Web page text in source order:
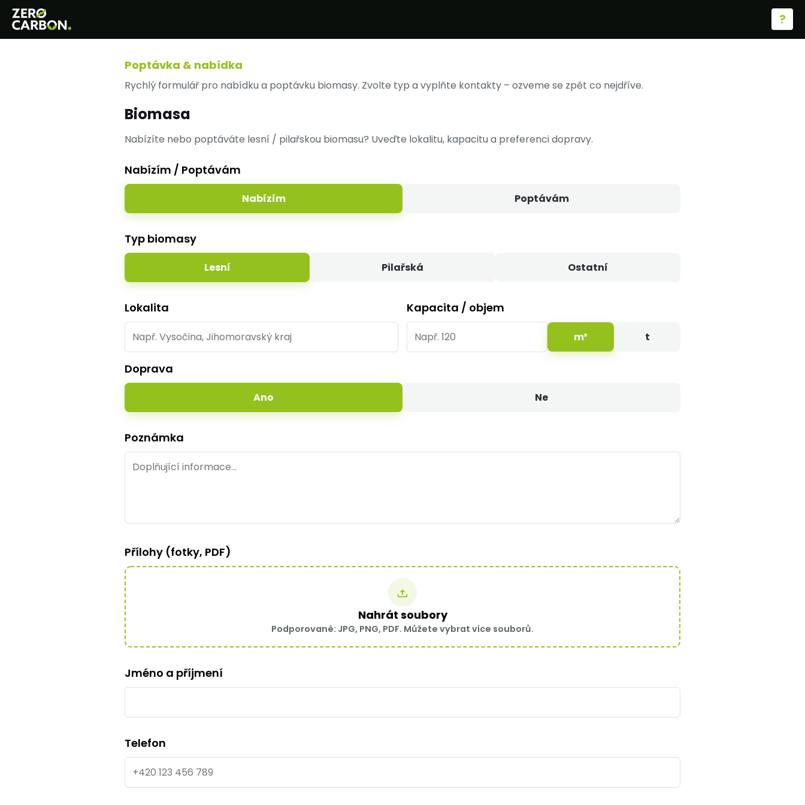
?
Poptávka & nabídka
Rychlý formulář pro nabídku a poptávku biomasy. Zvolte typ a vyplňte kontakty – ozveme se zpět co nejdříve.
Biomasa
Nabízíte nebo poptáváte lesní / pilařskou biomasu? Uveďte lokalitu, kapacitu a preferenci dopravy.
Nabízím / Poptávám
Nabízím Poptávám
Typ biomasy
Lesní Pilařská Ostatní
Lokalita Kapacita / objem
m³ t
Doprava
Ano Ne
Poznámka
Přílohy (fotky, PDF)
Nahrát soubory
Podporované: JPG, PNG, PDF. Můžete vybrat více souborů.
Jméno a příjmení
Telefon